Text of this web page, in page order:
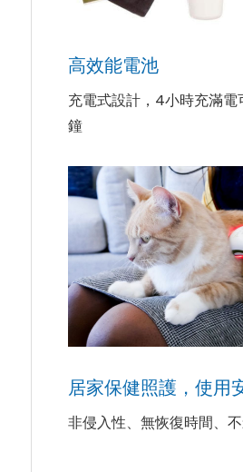
高效能電池
充電式設計，4小時充滿電
鐘
居家保健照護，使用
非侵入性、無恢復時間、